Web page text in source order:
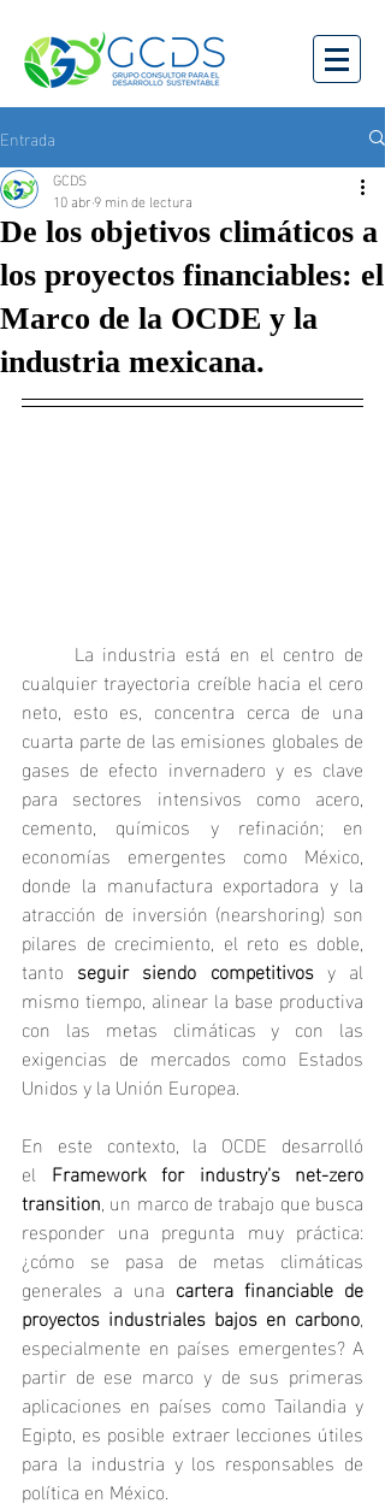
Entrada
De los objetivos climáticos a
los proyectos financiables: el
Marco de la OCDE y la
industria mexicana.
GCDS
10 abr9 min de lectura
cualquier trayectoria creíble hacia el cero
neto, esto es, concentra cerca de una
cuarta parte de las emisiones globales de
gases de efecto invernadero y es clave
para sectores intensivos como acero,
cemento, químicos y refinación; en
economías emergentes como México,
donde la manufactura exportadora y la
atracción de inversión (nearshoring) son
pilares de crecimiento, el reto es doble,
tanto seguir siendo competitivos y al
mismo tiempo, alinear la base productiva
con las metas climáticas y con las
exigencias de mercados como Estados
Unidos y la Unión Europea.
En este contexto, la OCDE desarrolló
el Framework for industry’s net‑zero
transition, un marco de trabajo que busca
responder una pregunta muy práctica:
¿cómo se pasa de metas climáticas
generales a una cartera financiable de
proyectos industriales bajos en carbono,
especialmente en países emergentes? A
partir de ese marco y de sus primeras
aplicaciones en países como Tailandia y
Egipto, es posible extraer lecciones útiles
para la industria y los responsables de
política en México.